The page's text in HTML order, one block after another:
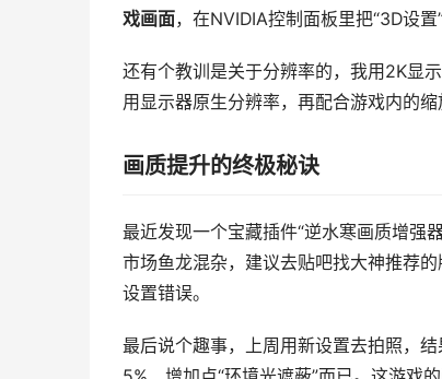
戏画面，在NVIDIA控制面板里把“3D设置
还有个教训是关于分辨率的，我用2K显
用显示器原生分辨率，再配合游戏内的缩
画质提升的终极秘诀
最近发现一个宝藏插件“逆水寒画质增强
市场鱼龙混杂，建议去贴吧找大神推荐
设置错误。
最后说个趣事，上周用新设置去拍照，